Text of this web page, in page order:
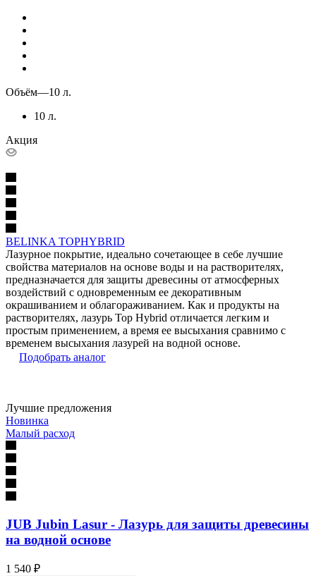
Объём—10 л.
10 л.
Акция
BELINKA TOPHYBRID
Лазурное покрытие, идеально сочетающее в себе лучшие
свойства материалов на основе воды и на растворителях,
предназначается для защиты древесины от атмосферных
воздействий с одновременным ее декоративным
окрашиванием и облагораживанием. Как и продукты на
растворителях, лазурь Top Hybrid отличается легким и
простым применением, а время ее высыхания сравнимо с
временем высыхания лазурей на водной основе.
Подобрать аналог
Лучшие предложения
Новинка
Малый расход
JUB Jubin Lasur - Лазурь для защиты древесины
на водной основе
1 540 ₽